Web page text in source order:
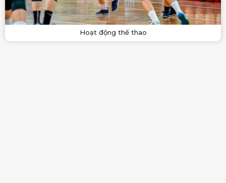
Hoạt động thể thao